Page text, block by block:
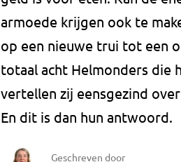
armoede krijgen ook te
op een nieuwe trui tot een
totaal acht Helmonders die
vertellen zij eensgezind
En dit is dan hun antwoord.
Geschreven door